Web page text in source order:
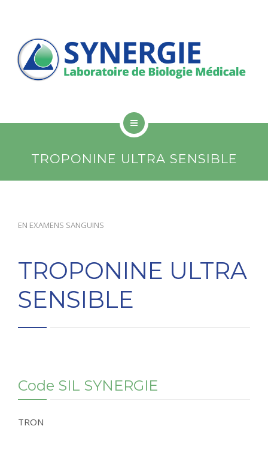
PROFESSIONNELS DE SANTÉ
LISTE DES EXAMENS
RÉSULTATS EN LIGNE
PROFESSIONNELS DE SANTÉ
TROPONINE ULTRA SENSIBLE
EN EXAMENS SANGUINS
TROPONINE ULTRA
SENSIBLE
Code SIL SYNERGIE
TRON